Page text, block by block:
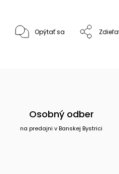
Opýtať sa
Osobný odber
na predajni v Banskej Bystrici